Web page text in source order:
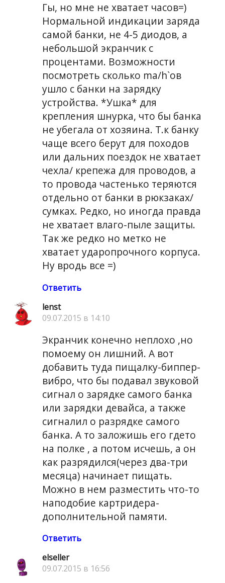
Гы, но мне не хватает часов=)
Нормальной индикации заряда
самой банки, не 4-5 диодов, а
небольшой экранчик с
процентами. Возможности
посмотреть сколько ma/h`ов
ушло с банки на зарядку
устройства. *Ушка* для
крепления шнурка, что бы банка
не убегала от хозяина. Т.к банку
чаще всего берут для походов
или дальних поездок не хватает
чехла/ крепежа для проводов, а
то провода частенько теряются
отдельно от банки в рюкзаках/
сумках. Редко, но иногда правда
не хватает влаго-пыле защиты.
Так же редко но метко не
хватает ударопрочного корпуса.
Ну вродь все =)
Ответить
lenst
09.07.2015 в 14:10
Экранчик конечно неплохо ,но
помоему он лишний. А вот
добавить туда пищалку-биппер-
вибро, что бы подавал звуковой
сигнал о зарядке самого банка
или зарядки девайса, а также
сигналил о разрядке самого
банка. А то заложишь его гдето
на полке , а потом исчешь, а он
как разрядился(через два-три
месяца) начинает пищать.
Можно в нем разместить что-то
наподобие картридера-
дополнительной памяти.
Ответить
elseller
09.07.2015 в 16:56